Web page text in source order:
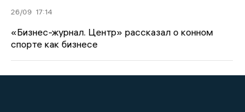
26/09 17:14
«Бизнес-журнал. Центр» рассказал о конном
спорте как бизнесе